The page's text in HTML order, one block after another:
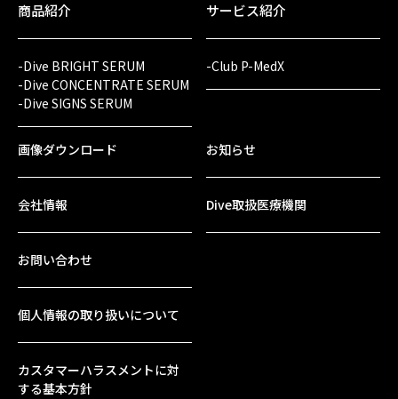
商品紹介
-Dive BRIGHT SERUM
-Dive CONCENTRATE SERUM
-Dive SIGNS SERUM
サービス紹介
-Club P-MedX
画像ダウンロード
会社情報
お知らせ
Dive取扱医療機関
お問い合わせ
個人情報の取り扱いについて
カスタマーハラスメントに対
する基本方針